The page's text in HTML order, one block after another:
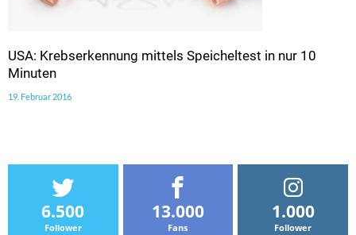
USA: Krebserkennung mittels Speicheltest in nur 10
Minuten
19. Februar 2016
6.500
Follower
13.000
Fans
1.000
Follower